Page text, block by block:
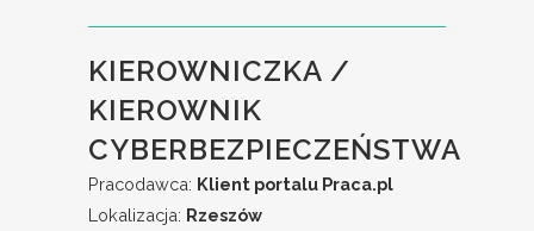
KIEROWNICZKA /
KIEROWNIK
CYBERBEZPIECZEŃSTWA
Pracodawca: Klient portalu Praca.pl
Lokalizacja: Rzeszów